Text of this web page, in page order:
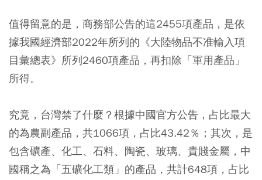
值得留意的是，商務部公告的這2455項產品，是依
據我國經濟部2022年所列的《大陸物品不准輸入項
目彙總表》所列2460項產品，再扣除「軍用產品」
所得。
究竟，台灣禁了什麼？根據中國官方公告，占比最大
的為農副產品，共1066項，占比43.42％；其次，是
包含礦產、化工、石料、陶瓷、玻璃、貴賤金屬，中
國稱之為「五礦化工類」的產品，共計648項，占比